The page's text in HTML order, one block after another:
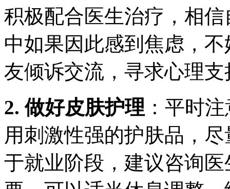
积极配合医生治疗，相
中如果因此感到焦虑，
友倾诉交流，寻求心理支
2. 做好皮肤护理 ：平时
用刺激性强的护肤品，
于就业阶段，建议咨询